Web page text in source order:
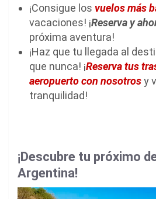
¡Consigue los vuelos más
vacaciones! ¡Reserva y
próxima aventura!
¡Haz que tu llegada al
que nunca! ¡Reserva tus
aeropuerto con nosotrosy
tranquilidad!
¡Descubre tu próximo
Argentina!